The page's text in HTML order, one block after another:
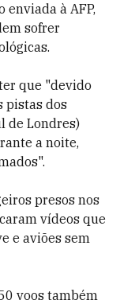
à AFP,
sofrer
que "devido
pistas dos
de Londres)
a noite,
presos nos
vídeos que
e aviões sem
voos também